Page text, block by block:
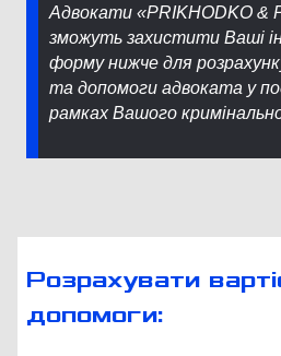
Адвокати «PRIKHODKO &
зможуть захистити Ваші
форму нижче для
та допомоги адвоката у
рамках Вашого
Розрахувати
допомоги: